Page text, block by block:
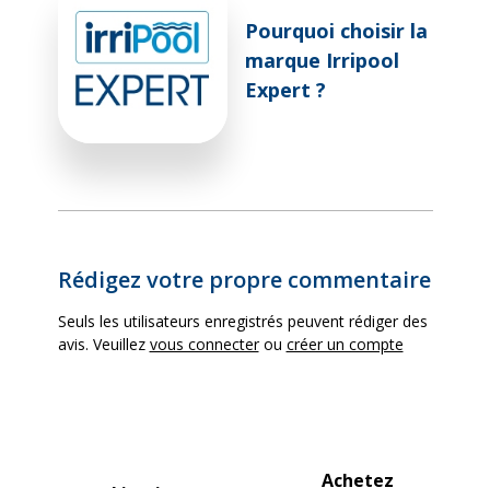
Pourquoi choisir la
marque Irripool
Expert ?
Rédigez votre propre commentaire
Seuls les utilisateurs enregistrés peuvent rédiger des
avis. Veuillez vous connecterou créer un compte
Achetez